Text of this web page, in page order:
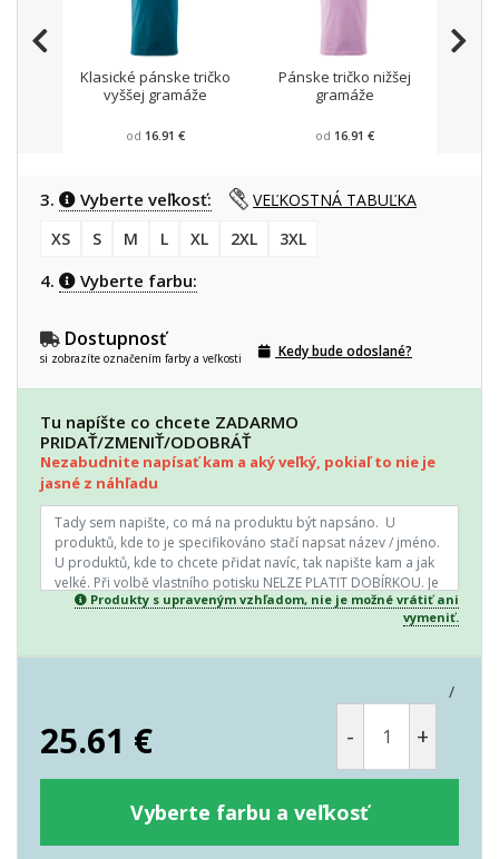
Klasické pánske tričko
vyššej gramáže
od 16.91 €
Pánske tričko nižšej
gramáže
od 16.91 €
3. Vyberte veľkosť:
VEĽKOSTNÁ TABUĽKA
XS
S M L XL 2XL 3XL
4. Vyberte farbu:
Dostupnosť
si zobrazíte označením farby a veľkosti Kedy bude odoslané?
Tu napíšte co chcete ZADARMO
PRIDAŤ/ZMENIŤ/ODOBRÁŤ
Nezabudnite napísať kam a aký veľký, pokiaľ to nie je
jasné z náhľadu
Produkty s upraveným vzhľadom, nie je možné vrátiť ani
vymeniť.
/
25.61 € - +
Vyberte farbu a veľkosť